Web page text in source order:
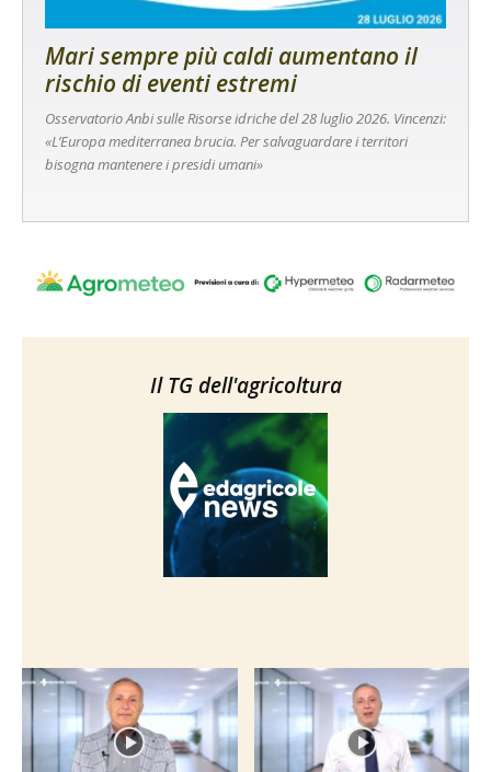
Mari sempre più caldi aumentano il
rischio di eventi estremi
Osservatorio Anbi sulle Risorse idriche del 28 luglio 2026. Vincenzi:
«L’Europa mediterranea brucia. Per salvaguardare i territori
bisogna mantenere i presidi umani»
Il TG dell'agricoltura